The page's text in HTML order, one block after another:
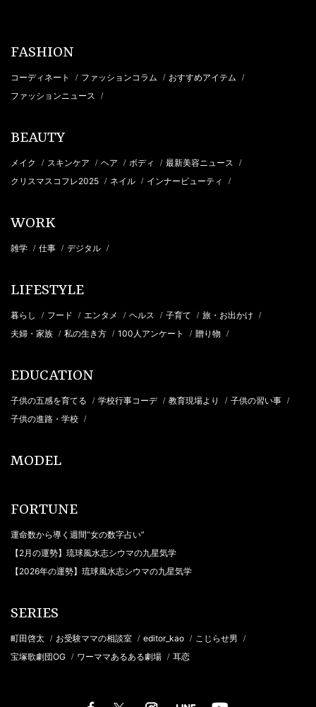
FASHION
コーディネート / ファッションコラム / おすすめアイテム /
ファッションニュース /
BEAUTY
メイク / スキンケア / ヘア / ボディ / 最新美容ニュース /
クリスマスコフレ2025 / ネイル / インナービューティ /
WORK
雑学 / 仕事 / デジタル /
LIFESTYLE
暮らし / フード / エンタメ / ヘルス / 子育て / 旅・お出かけ /
夫婦・家族 / 私の生き方 / 100人アンケート / 贈り物 /
EDUCATION
子供の五感を育てる / 学校行事コーデ / 教育現場より / 子供の習い事 /
子供の進路・学校 /
MODEL
FORTUNE
運命数から導く週間“女の数字占い”
【2月の運勢】琉球風水志シウマの九星気学
【2026年の運勢】琉球風水志シウマの九星気学
SERIES
町田啓太 / お受験ママの相談室 / editor_kao / こじらせ男 /
宝塚歌劇団OG / ワーママあるある劇場 / 耳恋